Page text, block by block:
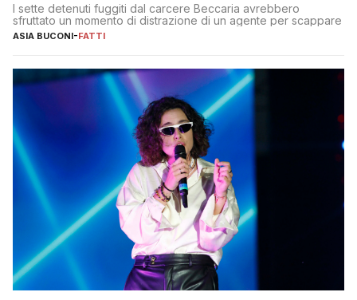
I sette detenuti fuggiti dal carcere Beccaria avrebbero
sfruttato un momento di distrazione di un agente per scappare
ASIA BUCONI-FATTI